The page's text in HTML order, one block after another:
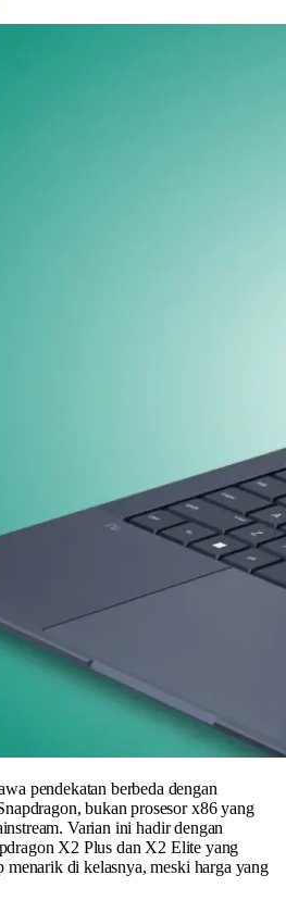
pendekatan berbeda dengan
bukan prosesor x86 yang
Varian ini hadir dengan
X2 Plus dan X2 Elite yang
di kelasnya, meski harga yang